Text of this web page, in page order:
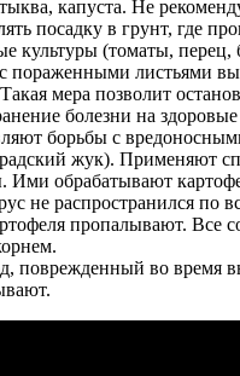
капуста. Не
посадку в грунт, где
культуры (томаты, перец,
пораженными листьями
мера позволит
болезни на
борьбы с
жук). Применяют
Ими обрабатывают
не распространился по
пропалывают. Все
поврежденный во время